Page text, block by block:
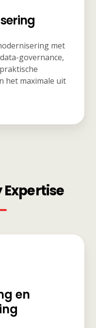
met
governance,
het maximale uit
en